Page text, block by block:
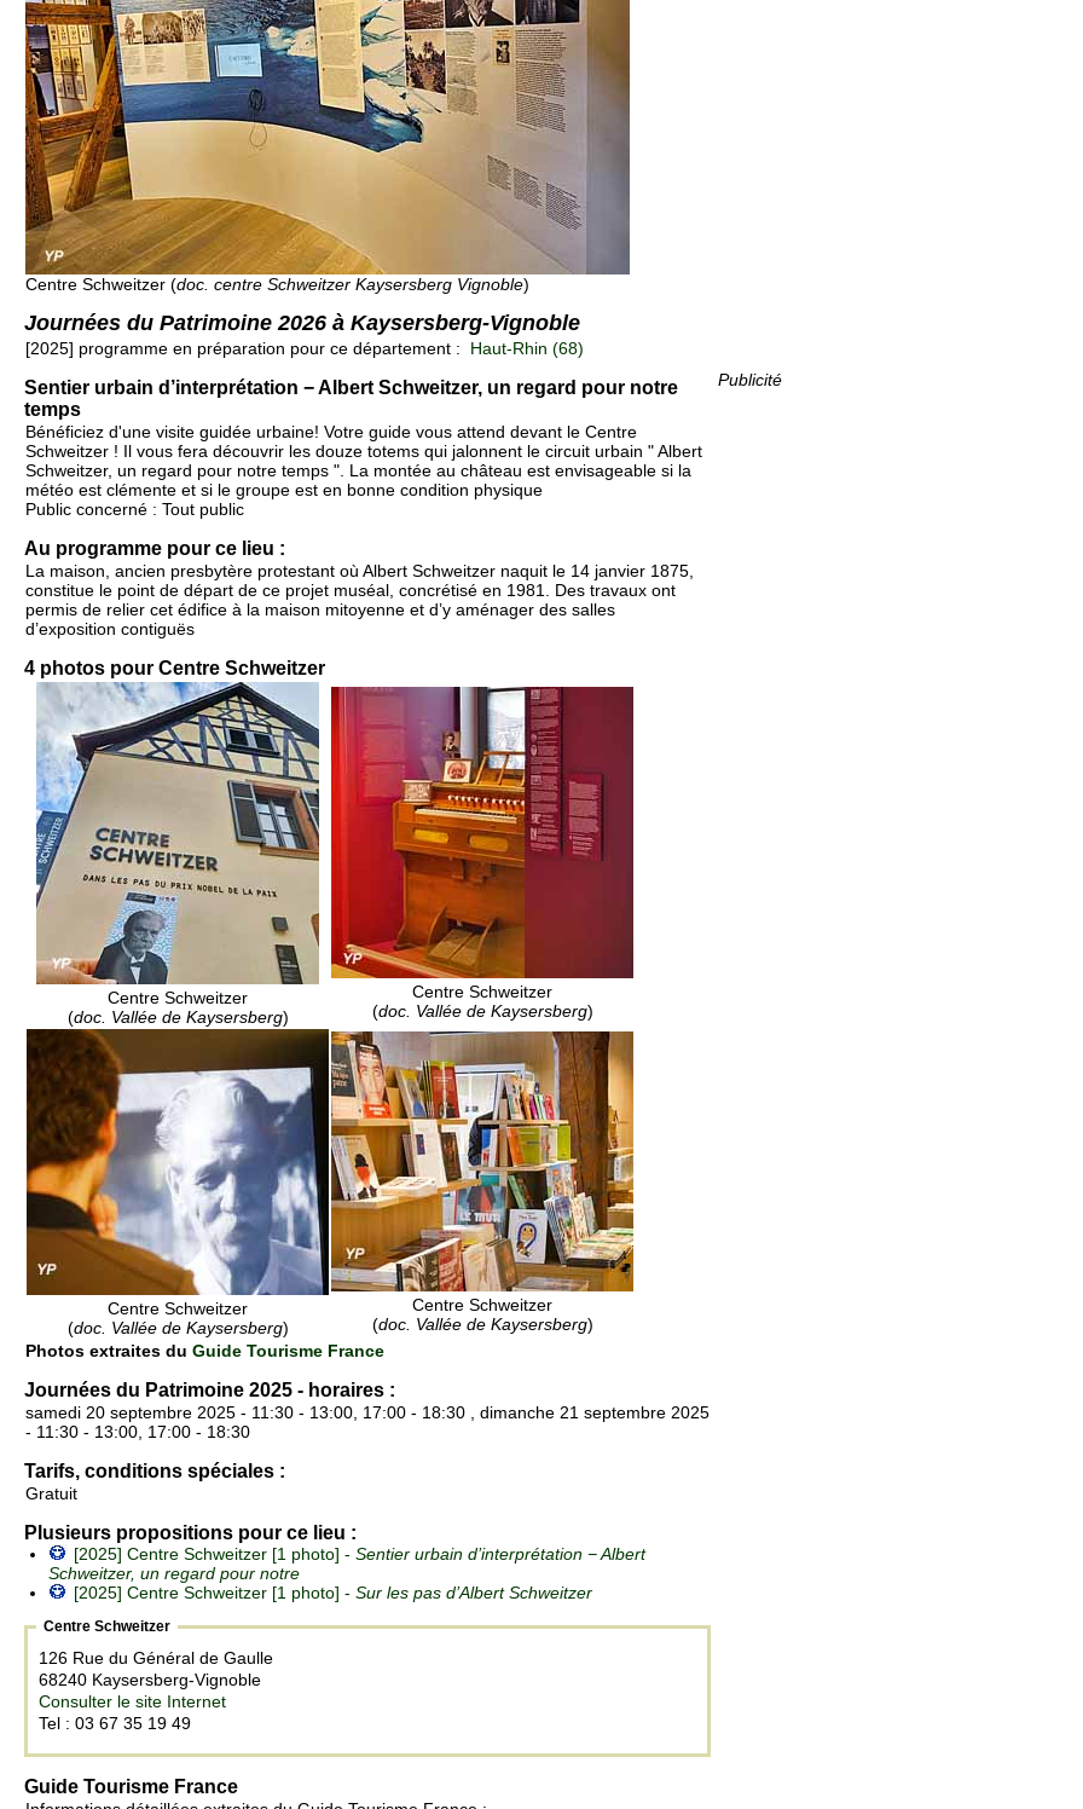
Publicité
Centre Schweitzer (doc. centre Schweitzer Kaysersberg Vignoble)
Journées du Patrimoine 2026 à Kaysersberg-Vignoble
[2025] programme en préparation pour ce département : Haut-Rhin (68)
Sentier urbain d’interprétation − Albert Schweitzer, un regard pour notre
temps
Bénéficiez d'une visite guidée urbaine! Votre guide vous attend devant le Centre
Schweitzer ! Il vous fera découvrir les douze totems qui jalonnent le circuit urbain " Albert
Schweitzer, un regard pour notre temps ". La montée au château est envisageable si la
météo est clémente et si le groupe est en bonne condition physique
Public concerné : Tout public
Au programme pour ce lieu :
La maison, ancien presbytère protestant où Albert Schweitzer naquit le 14 janvier 1875,
constitue le point de départ de ce projet muséal, concrétisé en 1981. Des travaux ont
permis de relier cet édifice à la maison mitoyenne et d’y aménager des salles
d’exposition contiguës
4 photos pour Centre Schweitzer
Centre Schweitzer
(doc. Vallée de Kaysersberg)
Centre Schweitzer
(doc. Vallée de Kaysersberg)
Centre Schweitzer
(doc. Vallée de Kaysersberg)
Centre Schweitzer
(doc. Vallée de Kaysersberg)
Photos extraites du Guide Tourisme France
Journées du Patrimoine 2025 - horaires :
samedi 20 septembre 2025 - 11:30 - 13:00, 17:00 - 18:30 , dimanche 21 septembre 2025
- 11:30 - 13:00, 17:00 - 18:30
Tarifs, conditions spéciales :
Gratuit
Plusieurs propositions pour ce lieu :
[2025] Centre Schweitzer [1 photo] - Sentier urbain d’interprétation − Albert
Schweitzer, un regard pour notre
[2025] Centre Schweitzer [1 photo] - Sur les pas d’Albert Schweitzer
Centre Schweitzer
126 Rue du Général de Gaulle
68240 Kaysersberg-Vignoble
Consulter le site Internet
Tel : 03 67 35 19 49
Guide Tourisme France